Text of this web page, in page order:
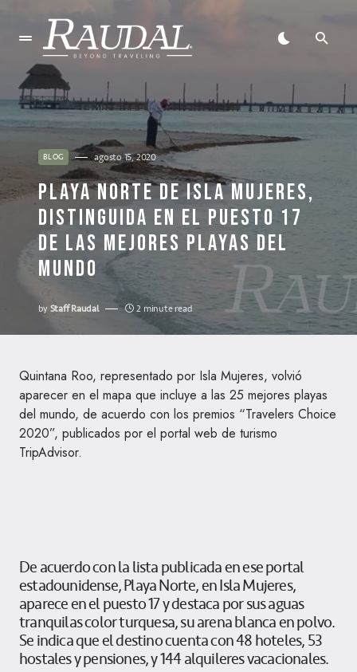
BLOG agosto 15, 2020
PLAYA NORTE DE ISLA MUJERES,
DISTINGUIDA EN EL PUESTO 17
DE LAS MEJORES PLAYAS DEL
MUNDO
byStaff Raudal 2 minute read
Quintana Roo, representado por Isla Mujeres, volvió
aparecer en el mapa que incluye a las 25 mejores playas
del mundo, de acuerdo con los premios “Travelers Choice
2020”, publicados por el portal web de turismo
TripAdvisor.
De acuerdo con la lista publicada en ese portal
estadounidense, Playa Norte, en Isla Mujeres,
aparece en el puesto 17 y destaca por sus aguas
tranquilas color turquesa, su arena blanca en polvo.
Se indica que el destino cuenta con 48 hoteles, 53
hostales y pensiones, y 144 alquileres vacacionales.